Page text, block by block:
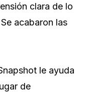
clara de lo
acabaron las
le ayuda
de